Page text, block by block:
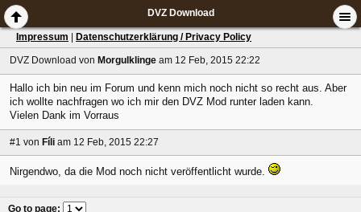
DVZ Download
Impressum Datenschutzerklärung / Privacy Policy
DVZ Download von Morgulklinge am 12 Feb, 2015 22:22
Hallo ich bin neu im Forum und kenn mich noch nicht so recht aus. Aber
ich wollte nachfragen wo ich mir den DVZ Mod runter laden kann.
Vielen Dank im Vorraus
#1 von Fíli am 12 Feb, 2015 22:27
Nirgendwo, da die Mod noch nicht veröffentlicht wurde.
Go to page: